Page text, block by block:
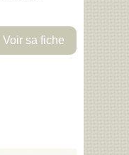
Voir sa fiche